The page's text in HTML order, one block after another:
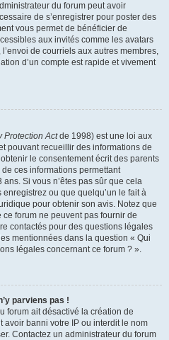
du forum peut avoir
de s’enregistrer pour poster des
vous permet de bénéficier de
aux invités comme les avatars
de courriels aux autres membres,
d’un compte est rapide et vivement
Protection Actde 1998) est une loi aux
pouvant recueillir des informations de
le consentement écrit des parents
ces informations permettant
Si vous n’êtes pas sûr que cela
ou que quelqu’un le fait à
pour obtenir son avis. Notez que
forum ne peuvent pas fournir de
contactés pour des questions légales
mentionnées dans la question « Qui
légales concernant ce forum ? ».
parviens pas !
forum ait désactivé la création de
avoir banni votre IP ou interdit le nom
Contactez un administrateur du forum